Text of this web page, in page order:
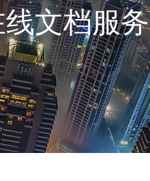
文档服务